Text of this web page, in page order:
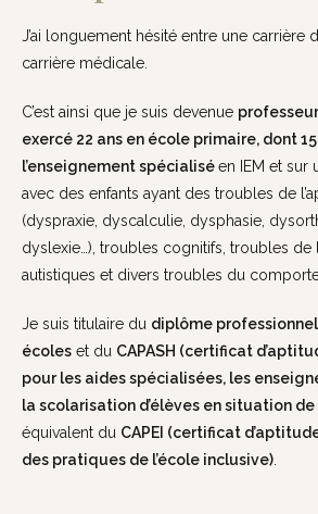
J’ai longuement hésité entre une carrière
carrière médicale.
C’est ainsi que je suis devenue professeur
exercé 22 ans en école primaire, dont
l’enseignement spécialiséen IEM et sur
avec des enfants ayant des troubles de
(dyspraxie, dyscalculie, dysphasie,
dyslexie…), troubles cognitifs, troubles de
autistiques et divers troubles du
Je suis titulaire du diplôme
écoles et du CAPASH (certificat
pour les aides spécialisées, les
la scolarisation d’élèves en situation
équivalent du CAPEI (certificat
des pratiques de l’école inclusive)